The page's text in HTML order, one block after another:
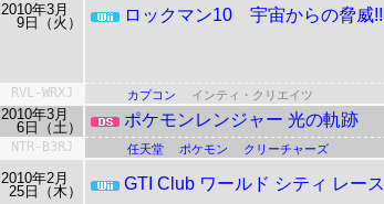
2010年3月
9日（火）
ロックマン10 宇宙からの脅威!!
RVL-WRXJ カプコン インティ・クリエイツ
2010年3月
6日（土）
ポケモンレンジャー 光の軌跡
NTR-B3RJ 任天堂 ポケモン クリーチャーズ
2010年2月
25日（木）
GTI Club ワールド シティ レース